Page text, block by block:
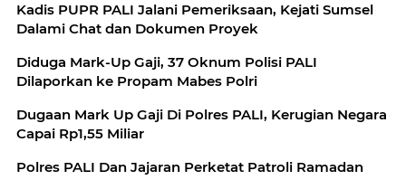
Kadis PUPR PALI Jalani Pemeriksaan, Kejati Sumsel
Dalami Chat dan Dokumen Proyek
Diduga Mark-Up Gaji, 37 Oknum Polisi PALI
Dilaporkan ke Propam Mabes Polri
Dugaan Mark Up Gaji Di Polres PALI, Kerugian Negara
Capai Rp1,55 Miliar
Polres PALI Dan Jajaran Perketat Patroli Ramadan